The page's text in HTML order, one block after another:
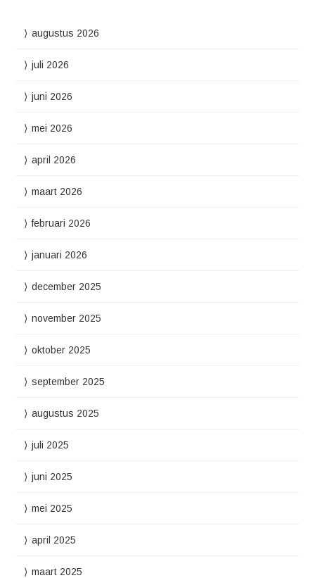
augustus 2026
juli 2026
juni 2026
mei 2026
april 2026
maart 2026
februari 2026
januari 2026
december 2025
november 2025
oktober 2025
september 2025
augustus 2025
juli 2025
juni 2025
mei 2025
april 2025
maart 2025